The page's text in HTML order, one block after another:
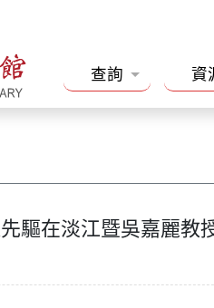
查詢 資
驅在淡江暨吳嘉麗教